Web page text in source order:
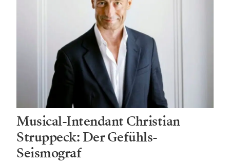
Musical-Intendant Christian
Struppeck: Der Gefühls-
Seismograf